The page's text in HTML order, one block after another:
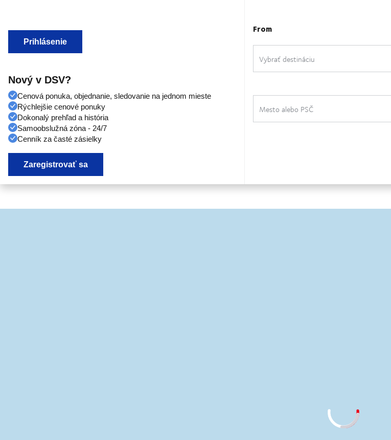
Prihlásenie
Nový v DSV?
Cenová ponuka, objednanie, sledovanie na jednom mieste
Rýchlejšie cenové ponuky
Dokonalý prehľad a história
Samoobslužná zóna - 24/7
Cenník za časté zásielky
Zaregistrovať sa